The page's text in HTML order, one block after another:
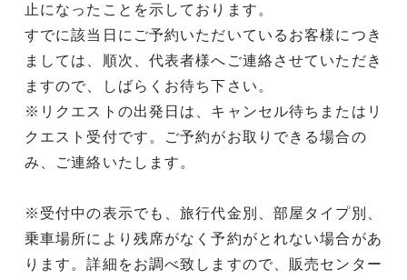
止になったことを示しております。
すでに該当日にご予約いただいているお客様につき
ましては、順次、代表者様へご連絡させていただき
ますので、しばらくお待ち下さい。
※リクエストの出発日は、キャンセル待ちまたはリ
クエスト受付です。ご予約がお取りできる場合の
み、ご連絡いたします。
※受付中の表示でも、旅行代金別、部屋タイプ別、
乗車場所により残席がなく予約がとれない場合があ
ります。詳細をお調べ致しますので、販売センター